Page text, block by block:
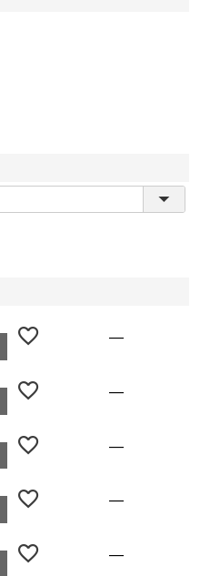
—
—
—
—
—